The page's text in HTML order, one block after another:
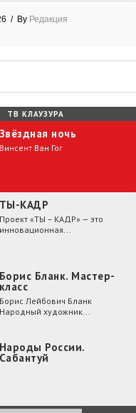
/ By Редакция
/ ByРедакция
памяти и славы
Звёздная ночь
Винсент Ван Гог
ТЫ-КАДР
Проект «ТЫ – КАДР» — это
инновационная...
Борис Бланк. Мастер-
класс
Борис Лейбович Бланк
Народный художник...
Народы России.
Сабантуй
ТВ КЛАУЗУРА